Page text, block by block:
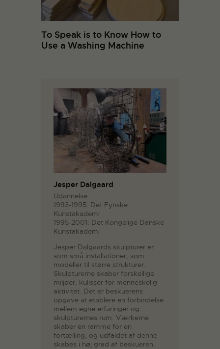
To Speak is to Know How to
Use a Washing Machine
Jesper Dalgaard
Udannelse:
1993-1995: Det Fynske
Kunstakademi
1995-2001: Det Kongelige Danske
Kunstakademi
Jesper Dalgaards skulpturer er
som små installationer, som
modeller til større strukturer.
Skulpturerne skaber forskellige
miljøer, kulisser for menneskelig
aktivitet. Det er beskuerens
opgave at etablere en forbindelse
mellem egne erfaringer og
skulpturernes rum. Værkerne
skaber en ramme for en
fortælling, og udfaldet af denne
skabes i høj grad af beskueren.